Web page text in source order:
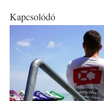
Kapcsolódó